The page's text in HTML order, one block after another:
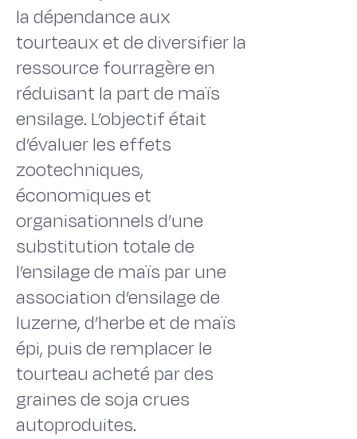
la dépendance aux
tourteaux et de diversifier la
ressource fourragère en
réduisant la part de maïs
ensilage. L’objectif était
d’évaluer les effets
zootechniques,
économiques et
organisationnels d’une
substitution totale de
l’ensilage de maïs par une
association d’ensilage de
luzerne, d’herbe et de maïs
épi, puis de remplacer le
tourteau acheté par des
graines de soja crues
autoproduites.